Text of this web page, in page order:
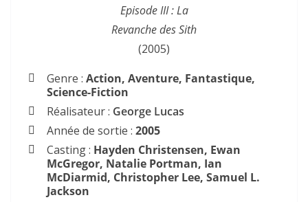
Episode III : La
Revanche des Sith
(2005)
Genre : Action, Aventure, Fantastique,
Science-Fiction
Réalisateur : George Lucas
Année de sortie : 2005
Casting : Hayden Christensen, Ewan
McGregor, Natalie Portman, Ian
McDiarmid, Christopher Lee, Samuel L.
Jackson